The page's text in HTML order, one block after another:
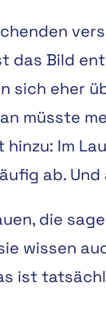
das Bild
sich eher
müsste
hinzu: Im
ab. Und
die
wissen
ist